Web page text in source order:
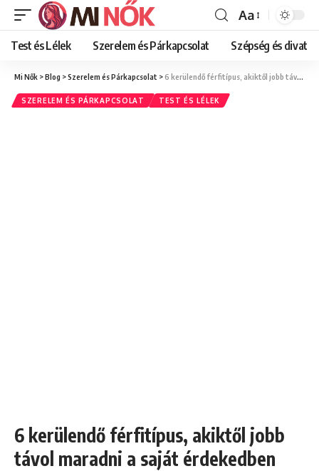
Font
Resizer
Aa
Test és Lélek Szerelem és Párkapcsolat Szépség és divat
Mi Nők >Blog >Szerelem és Párkapcsolat >6 kerülendő férfitípus, akiktől jobb távol maradni a saját érdekedben
SZERELEM ÉS PÁRKAPCSOLAT TEST ÉS LÉLEK
6 kerülendő férfitípus, akiktől jobb
távol maradni a saját érdekedben